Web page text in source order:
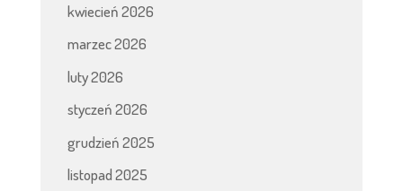
kwiecień 2026
marzec 2026
luty 2026
styczeń 2026
grudzień 2025
listopad 2025